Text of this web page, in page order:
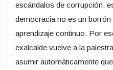
escándalos de corrupción,
democracia no es un borrón
aprendizaje continuo. Por
exalcalde vuelve a la
asumir automáticamente